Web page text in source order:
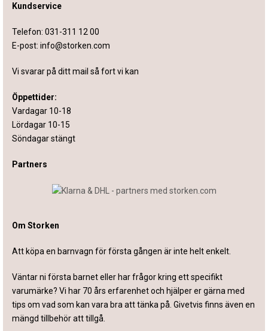
Kundservice
Telefon: 031-311 12 00
E-post: info@storken.com
Vi svarar på ditt mail så fort vi kan
Öppettider:
Vardagar 10-18
Lördagar 10-15
Söndagar stängt
Partners
Om Storken
Att köpa en barnvagn för första gången är inte helt enkelt.
Väntar ni första barnet eller har frågor kring ett specifikt
varumärke? Vi har 70 års erfarenhet och hjälper er gärna med
tips om vad som kan vara bra att tänka på. Givetvis finns även en
mängd tillbehör att tillgå.